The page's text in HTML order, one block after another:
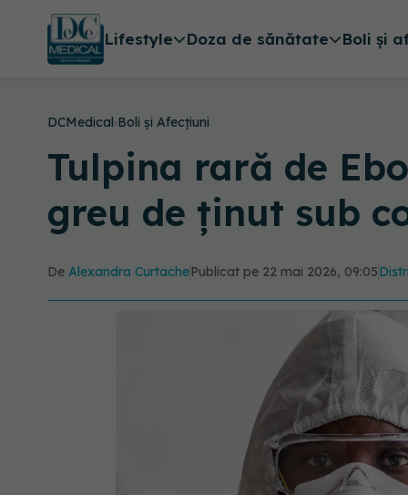
Lifestyle Doza de sănătate Boli și
DCMedical›Boli și Afecțiuni
Tulpina rară de
greu de ținut sub
De Alexandra CurtachePublicat pe 22 mai 2026, 09:05